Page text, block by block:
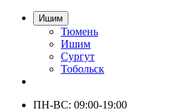
Ишим
Тюмень
Ишим
Сургут
Тобольск
ПН-ВС: 09:00-19:00